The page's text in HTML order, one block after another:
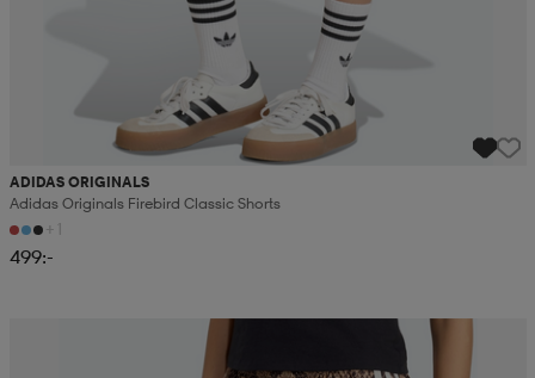
ADIDAS ORIGINALS
Adidas Originals Firebird Classic Shorts
+1
499:-